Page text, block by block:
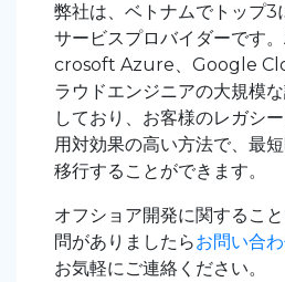
弊社は、ベトナムでトップ3
サービスプロバイダーです
crosoft Azure、Google
ラウドエンジニアの大規模
しており、お客様のレガシ
用対効果の高い方法で、最
移行することができます。
オフショア開発に関するこ
問がありましたらお問い合
お気軽にご連絡ください。